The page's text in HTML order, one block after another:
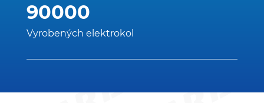
90000
Vyrobených elektrokol